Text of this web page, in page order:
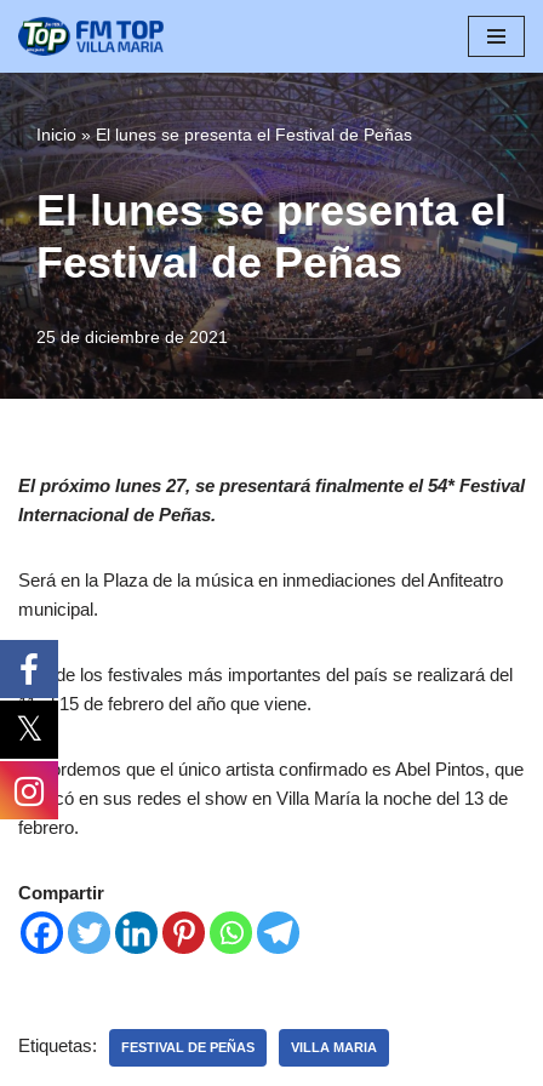
al
contenido
Inicio»El lunes se presenta el Festival de Peñas
El lunes se presenta el
Festival de Peñas
25 de diciembre de 2021
El próximo lunes 27, se presentará finalmente el 54* Festival
Internacional de Peñas.
Será en la Plaza de la música en inmediaciones del Anfiteatro
municipal.
Uno de los festivales más importantes del país se realizará del
11 al 15 de febrero del año que viene.
Recordemos que el único artista confirmado es Abel Pintos, que
publicó en sus redes el show en Villa María la noche del 13 de
febrero.
Compartir
Etiquetas: FESTIVAL DE PEÑAS VILLA MARIA